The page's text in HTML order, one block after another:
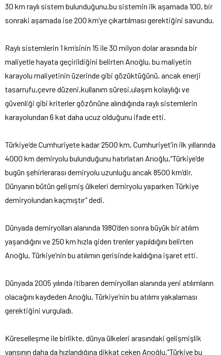
30 km raylı sistem bulunduğunu,bu sistemin ilk aşamada 100, bir
sonraki aşamada ise 200 km’ye çıkartılması gerektiğini savundu.
Raylı sistemlerin 1 km’sinin 15 ile 30 milyon dolar arasında bir
maliyetle hayata geçirildiğini belirten Arıoğlu, bu maliyetin
karayolu maliyetinin üzerinde gibi gözüktüğünü, ancak enerji
tasarrufu,çevre düzeni,kullanım süresi,ulaşım kolaylığı ve
güvenliği gibi kriterler gözönüne alındığında raylı sistemlerin
karayolundan 6 kat daha ucuz olduğunu ifade etti.
Türkiye’de Cumhuriyete kadar 2500 km, Cumhuriyet’in ilk yıllarında
4000 km demiryolu bulunduğunu hatırlatan Arıoğlu,‘‘Türkiye’de
bugün şehirlerarası demiryolu uzunluğu ancak 8500 km’dir.
Dünyanın bütün gelişmiş ülkeleri demiryolu yaparken Türkiye
demiryolundan kaçmıştır’’ dedi.
Dünyada demiryolları alanında 1980’den sonra büyük bir atılım
yaşandığını ve 250 km hızla giden trenler yapıldığını belirten
Arıoğlu, Türkiye’nin bu atılımın gerisinde kaldığına işaret etti.
Dünyada 2005 yılında itibaren demiryolları alanında yeni atılımların
olacağını kaydeden Arıoğlu, Türkiye’nin bu atılımı yakalaması
gerektiğini vurguladı.
Küreselleşme ile birlikte, dünya ülkeleri arasındaki gelişmişlik
yarışının daha da hızlandığına dikkat çeken Arıoğlu,‘‘Türkiye bu